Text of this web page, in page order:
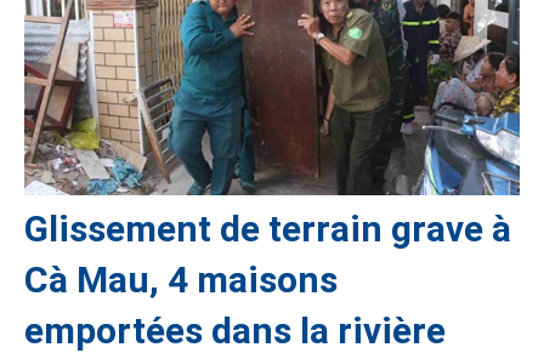
Glissement de terrain grave à
Cà Mau, 4 maisons
emportées dans la rivière